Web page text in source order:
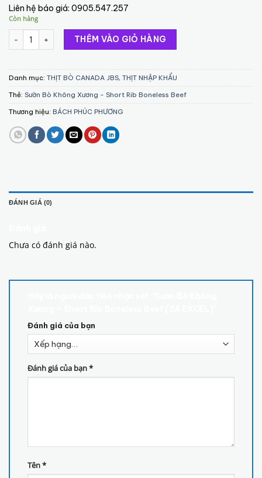
Liên hệ báo giá: 0905.547.257
Còn hàng
Sườn Bò Không Xương - Short Rib Boneless Beef (3A EXCEL) số
THÊM VÀO GIỎ HÀNG
Danh mục: THỊT BÒ CANADA JBS, THỊT NHẬP KHẨU
Thẻ: Sườn Bò Không Xương - Short Rib Boneless Beef
Thương hiệu: BÁCH PHÚC PHƯƠNG
ĐÁNH GIÁ (0)
Chưa có đánh giá nào.
Đánh giá của bạn
Đánh giá của bạn*
Tên*